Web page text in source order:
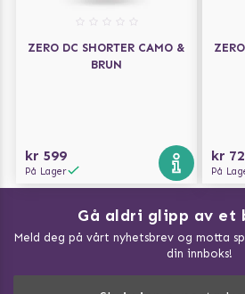
ZERO DC SHORTER CAMO &
BRUN
kr 599
På Lager
kr
På
Gå aldri glipp av et
Meld deg på vårt nyhetsbrev og motta
din innboks!